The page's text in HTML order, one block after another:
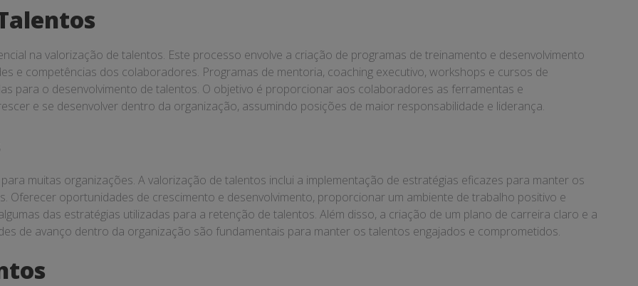
na valorização de talentos. Este processo envolve a criação de programas de treinamento e desenvolvimento
e competências dos colaboradores. Programas de mentoria, coaching executivo, workshops e cursos de
para o desenvolvimento de talentos. O objetivo é proporcionar aos colaboradores as ferramentas e
e se desenvolver dentro da organização, assumindo posições de maior responsabilidade e liderança.
muitas organizações. A valorização de talentos inclui a implementação de estratégias eficazes para manter os
Oferecer oportunidades de crescimento e desenvolvimento, proporcionar um ambiente de trabalho positivo e
das estratégias utilizadas para a retenção de talentos. Além disso, a criação de um plano de carreira claro e a
de avanço dentro da organização são fundamentais para manter os talentos engajados e comprometidos.